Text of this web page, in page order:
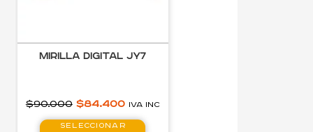
Mirilla Digital JY7
$90.000 $84.400 IVA inc
Seleccionar